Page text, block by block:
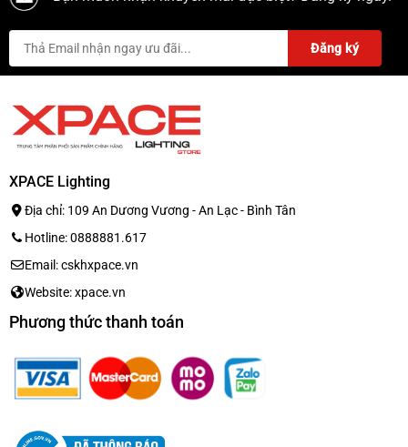
XPACE Lighting
Địa chỉ: 109 An Dương Vương - An Lạc - Bình Tân
Hotline: 0888881.617
Email: cskhxpace.vn
Website: xpace.vn
Phương thức thanh toán